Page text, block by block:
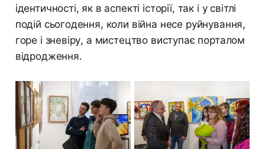
ідентичності, як в аспекті історії, так і у світлі
подій сьогодення, коли війна несе руйнування,
горе і зневіру, а мистецтво виступає порталом
відродження.